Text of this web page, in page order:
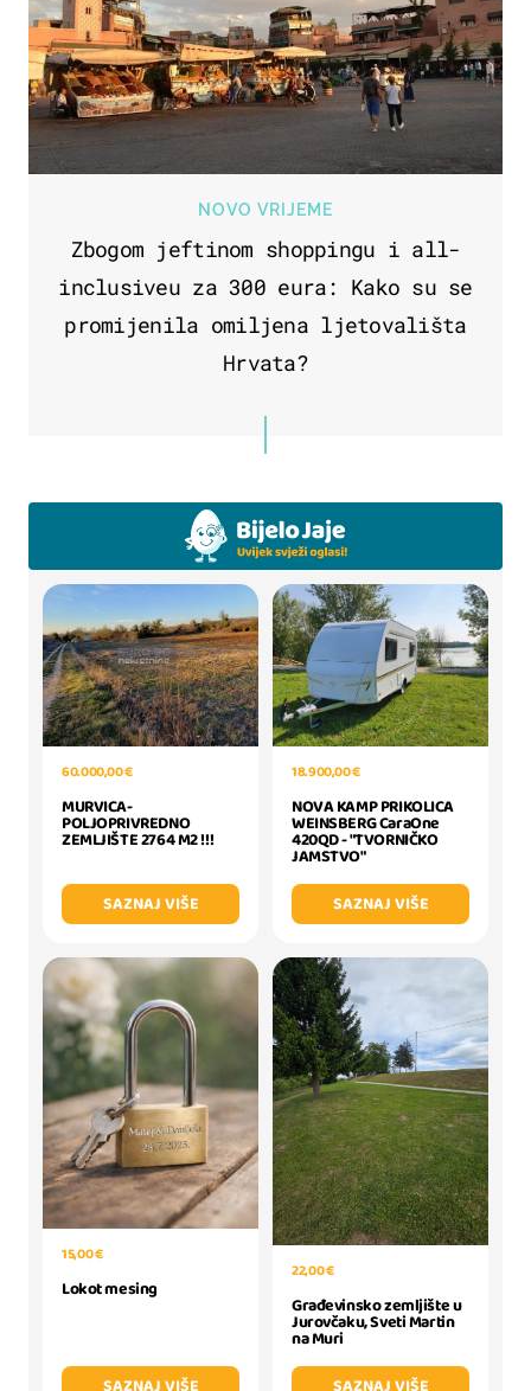
NOVO VRIJEME
Zbogom jeftinom shoppingu i all-
inclusiveu za 300 eura: Kako su se
promijenila omiljena ljetovališta
Hrvata?
60.000,00 €
MURVICA-
POLJOPRIVREDNO
ZEMLJIŠTE 2764 M2 !!!
SAZNAJ VIŠE
18.900,00 €
NOVA KAMP PRIKOLICA
WEINSBERG CaraOne
420QD - "TVORNIČKO
JAMSTVO"
SAZNAJ VIŠE
15,00 €
Lokot mesing
SAZNAJ VIŠE
22,00 €
Građevinsko zemljište u
Jurovčaku, Sveti Martin
na Muri
SAZNAJ VIŠE